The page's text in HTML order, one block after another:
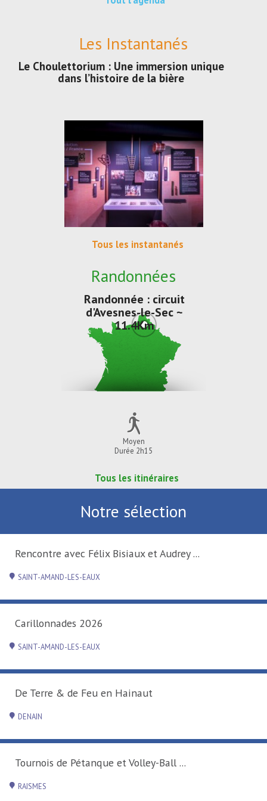
Les Instantanés
Le Choulettorium : Une immersion unique
dans l’histoire de la bière
Tous les instantanés
Randonnées
Randonnée : circuit
d'Avesnes-le-Sec ~
11.4Km
Moyen
Durée 2h15
Tous les itinéraires
Notre sélection